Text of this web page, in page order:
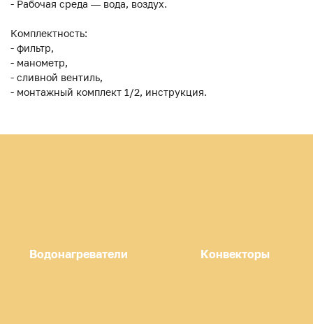
- Рабочая среда — вода, воздух.
Комплектность:
- фильтр,
- манометр,
- сливной вентиль,
- монтажный комплект 1/2, инструкция.
Водонагреватели Конвекторы